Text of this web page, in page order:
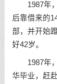
1987年，
后靠借来的
部，并开始
好42岁。
1987年，
华毕业，赶